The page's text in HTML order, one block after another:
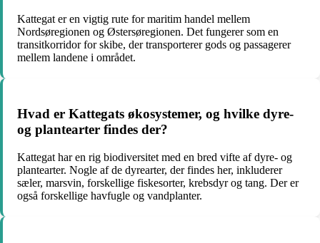
Kattegat er en vigtig rute for maritim handel mellem
Nordsøregionen og Østersøregionen. Det fungerer som en
transitkorridor for skibe, der transporterer gods og passagerer
mellem landene i området.
Hvad er Kattegats økosystemer, og hvilke dyre-
og plantearter findes der?
Kattegat har en rig biodiversitet med en bred vifte af dyre- og
plantearter. Nogle af de dyrearter, der findes her, inkluderer
sæler, marsvin, forskellige fiskesorter, krebsdyr og tang. Der er
også forskellige havfugle og vandplanter.